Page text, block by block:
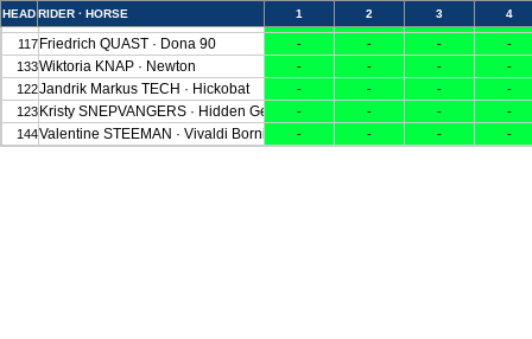
HEADRIDER · HORSE 1 2 3 4
111 Brooke SCHMID · Castinessa - - -
-
117 Friedrich QUAST · Dona 90 - - -
-
133Wiktoria KNAP · Newton - - -
-
122Jandrik Markus TECH · Hickobat - - -
-
123 Kristy SNEPVANGERS · Hidden Gem - - -
-
144Valentine STEEMAN · Vivaldi Bornissois Z
- - - -